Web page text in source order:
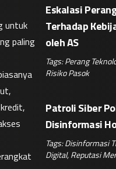
untuk
paling
Eskalasi
Terhadap
oleh AS
Tags:Perang
Risiko Pasok
Patroli Siber
Disinformasi
Tags:Disinformasi
Digital,Reputasi